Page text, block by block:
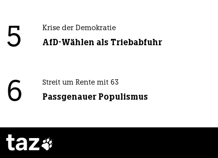
5 Krise der Demokratie
AfD-Wählen als Triebabfuhr
6 Streit um Rente mit 63
Passgenauer Populismus
taz